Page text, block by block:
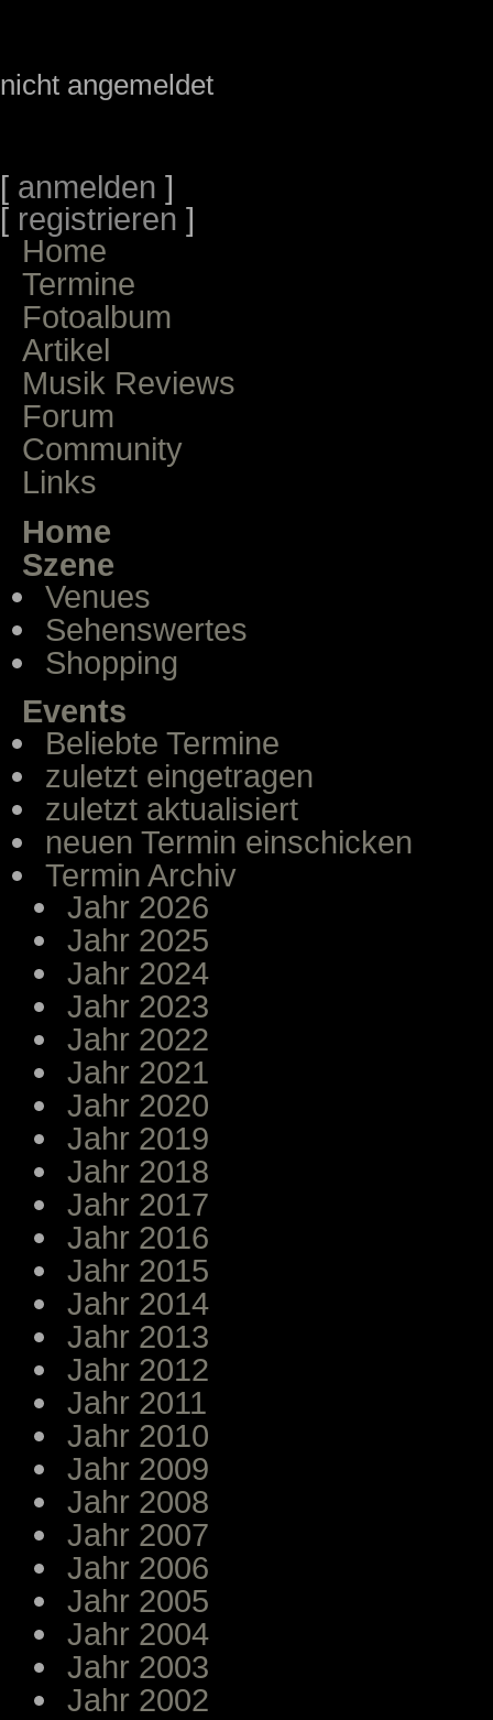
nicht angemeldet
[ anmelden ]
[ registrieren ]
Home
Termine
Fotoalbum
Artikel
Musik Reviews
Forum
Community
Links
Home
Szene
Venues
Sehenswertes
Shopping
Events
Beliebte Termine
zuletzt eingetragen
zuletzt aktualisiert
neuen Termin einschicken
Termin Archiv
Jahr 2026
Jahr 2025
Jahr 2024
Jahr 2023
Jahr 2022
Jahr 2021
Jahr 2020
Jahr 2019
Jahr 2018
Jahr 2017
Jahr 2016
Jahr 2015
Jahr 2014
Jahr 2013
Jahr 2012
Jahr 2011
Jahr 2010
Jahr 2009
Jahr 2008
Jahr 2007
Jahr 2006
Jahr 2005
Jahr 2004
Jahr 2003
Jahr 2002